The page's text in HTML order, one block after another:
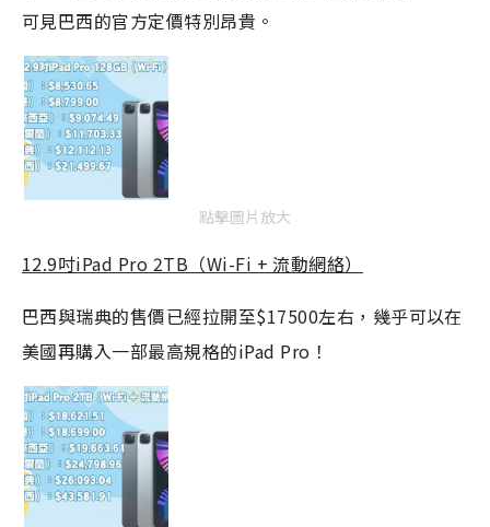
可見巴西的官方定價特別昂貴。
點擊圖片放大
12.9吋iPad Pro 2TB（Wi-Fi + 流動網絡）
巴西與瑞典的售價已經拉開至$17500左右，幾乎可以在
美國再購入一部最高規格的iPad Pro！